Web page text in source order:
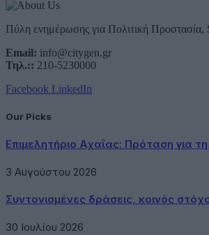
Πύλη ενημέρωσης για Πολιτική Προστασία,
Email: info@citygen.gr
Τηλ.:: 210-5230000
Facebook LinkedIn
Our Picks
Επιμελητήριο Αχαΐας: Πρόταση για
3 Αυγούστου 2026
Συντονισμένες δράσεις, κοινός
30 Ιουλίου 2026